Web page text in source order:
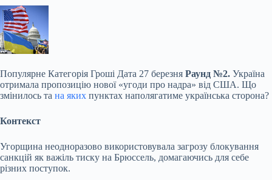
Популярне Категорія Гроші Дата 27 березня Раунд №2. Україна
отримала пропозицію нової «угоди про надра» від США. Що
змінилось та на яких пунктах наполягатиме українська сторона?
Контекст
Угорщина неодноразово використовувала загрозу блокування
санкцій як важіль тиску на Брюссель, домагаючись для себе
різних поступок.